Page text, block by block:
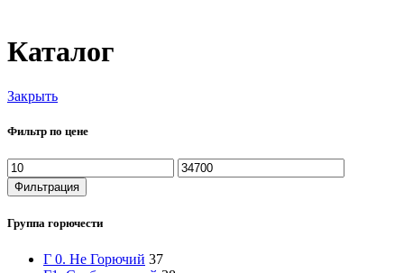
Каталог
Закрыть
Фильтр по цене
Фильтрация
Группа горючести
Г 0. Не Горючий 37